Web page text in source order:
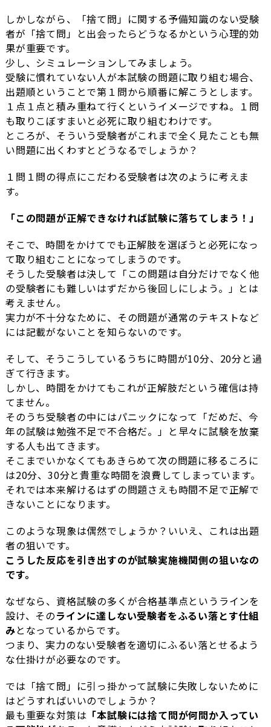
しかしながら、「捨て問」に関する予備知識のない受験
者が「捨て問」と出会ったらどうなるかという心理的効
果が重要です。
少し、シミュレーションしてみましょう。
受験に慣れていない人が本試験の問題に取り組む場合、
出題順ということで第１問から順番に解こうとします。
１点１点と積み重ねて行くというイメージですね。１問
も取りこぼすまいと必死に取り組むわけです。
ところが、そういう受験者がこれまで全く見たことも無
い問題に出くわすとどうなるでしょうか？
１問１問の得点にこだわる受験者は次のように考えま
す。
「この問題が正解できなければ試験に落ちてしまう！」
そこで、時間をかけてでも正解肢を選ぼうと必死になっ
て取り組むことになってしまうのです。
そうした受験者は決して「この問題は自分だけでなく他
の受験者にも難しいはずだから後回しにしよう。」とは
考えません。
実力が不十分なために、その問題が通常のテキストなど
には記載がないことを知らないのです。
そして、そうこうしているうちに時間が10分、20分と過
ぎて行きます。
しかし、時間をかけてもこれが正解肢だという確信は持
てません。
そのうち受験者の中にはパニックになって「だめだ、今
年の試験は勉強不足で不合格だ。」と早々に試験を放棄
する人も出てきます。
そこまでいかなくてもあきらめて次の問題に移るころに
は20分、30分と貴重な時間を浪費してしまっています。
それでは本来解けるはずの問題さえも時間不足で正解で
きないことになります。
このような現象は偶然でしょうか？いいえ、これは出題
者の狙いです。
こうした反応を引き出すのが試験実施機関側の狙いなの
です。
なぜなら、資格試験の多くが合格基準点というラインを
設け、そのラインに達しない受験者をふるい落とす仕組
みとなっているからです。
つまり、実力のない受験者を適切にふるい落とせるよう
な仕掛けが必要なのです。
では「捨て問」に引っ掛かって試験に失敗しないために
はどうすればいいのでしょうか？
最も重要な対策は 「本試験には捨て問が何問か入ってい